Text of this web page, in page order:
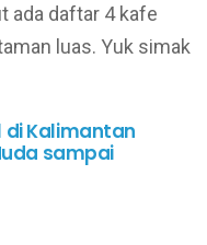
ada daftar 4 kafe
luas. Yuk simak
di Kalimantan
sampai